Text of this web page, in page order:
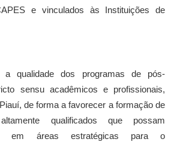
e vinculados às Instituições de
qualidade dos programas de pós-
sensu acadêmicos e profissionais,
de forma a favorecer a formação de
qualificados que possam
em áreas estratégicas para o